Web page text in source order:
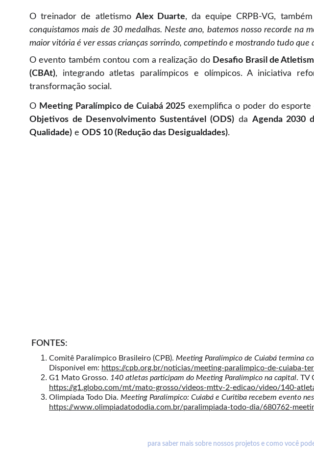
O treinador de atletismo Alex Duarte, da equipe CRPB-VG,
conquistamos mais de 30 medalhas. Neste ano, batemos nosso recorde na
maior vitória é ver essas crianças sorrindo, competindo e mostrando tudo que
O evento também contou com a realização do Desafio Brasil de
(CBAt), integrando atletas paralímpicos e olímpicos. A iniciativa
transformação social.
O Meeting Paralímpico de Cuiabá 2025exemplifica o poder do esporte
Objetivos de Desenvolvimento Sustentável (ODS) da Agenda 2030
Qualidade) e ODS 10 (Redução das Desigualdades).
FONTES:
Comitê Paralímpico Brasileiro (CPB). Meeting Paralímpico de Cuiabá termina
Disponível em: https://cpb.org.br/noticias/meeting-paralimpico-de-cuiaba-
G1 Mato Grosso. 140 atletas participam do Meeting Paralímpico na capital. TV
https://g1.globo.com/mt/mato-grosso/videos-mttv-2-edicao/video/140-
Olimpíada Todo Dia. Meeting Paralímpico: Cuiabá e Curitiba recebem evento
https://www.olimpiadatododia.com.br/paralimpiada-todo-dia/680762-
para saber mais sobre nossos projetos e como você